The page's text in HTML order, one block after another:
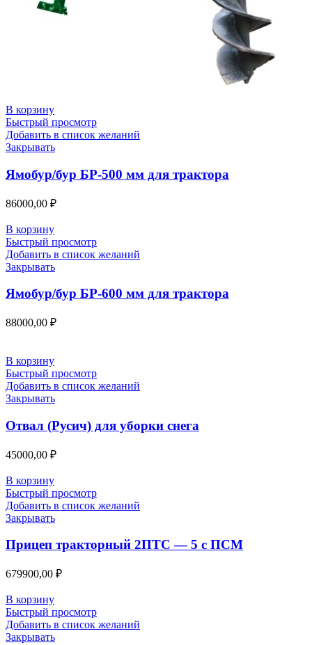
В корзину
Быстрый просмотр
Добавить в список желаний
Закрывать
Ямобур/бур БР-500 мм для трактора
86000,00 ₽
В корзину
Быстрый просмотр
Добавить в список желаний
Закрывать
Ямобур/бур БР-600 мм для трактора
88000,00 ₽
В корзину
Быстрый просмотр
Добавить в список желаний
Закрывать
Отвал (Русич) для уборки снега
45000,00 ₽
В корзину
Быстрый просмотр
Добавить в список желаний
Закрывать
Прицеп тракторный 2ПТС — 5 с ПСМ
679900,00 ₽
В корзину
Быстрый просмотр
Добавить в список желаний
Закрывать